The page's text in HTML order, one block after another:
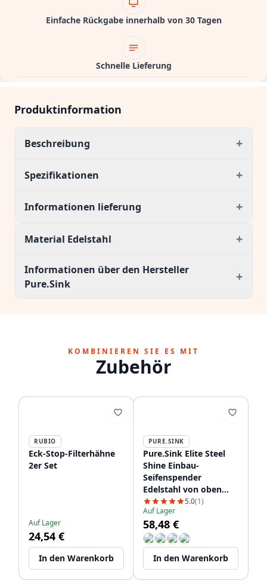
Einfache Rückgabe innerhalb von 30 Tagen
Schnelle Lieferung
Produktinformation
Beschreibung +
Spezifikationen +
Informationen lieferung +
Material Edelstahl +
Informationen über den Hersteller
Pure.Sink
+
KOMBINIEREN SIE ES MIT
Zubehör
RUBIO
Eck-Stop-Filterhähne
2er Set
Auf Lager
24,54 €
In den Warenkorb
PURE.SINK
Pure.Sink Elite Steel
Shine Einbau-
Seifenspender
Edelstahl von oben
nachfüllbar PS9010-02
5.0(1)
Auf Lager
58,48 €
In den Warenkorb